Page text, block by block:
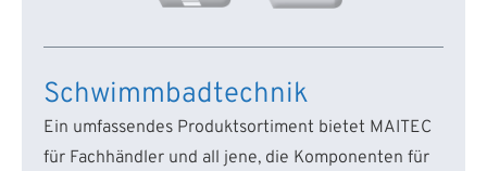
Schwimmbadtechnik
Ein umfassendes Produktsortiment bietet MAITEC
für Fachhändler und all jene, die Komponenten für